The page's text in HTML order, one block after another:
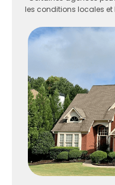
les conditions locales